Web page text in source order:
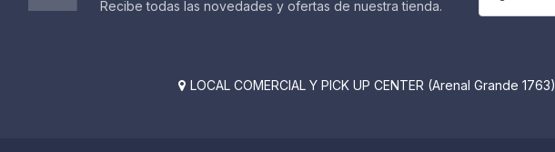
Recibe todas las novedades y ofertas de nuestra tienda.
 LOCAL COMERCIAL Y PICK UP CENTER (Arenal Grande 1763)